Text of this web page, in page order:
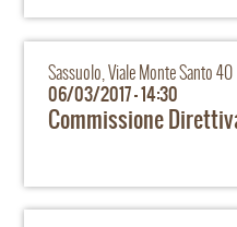
Sassuolo, Viale Monte Santo 40
06/03/2017 - 14:30
Commissione